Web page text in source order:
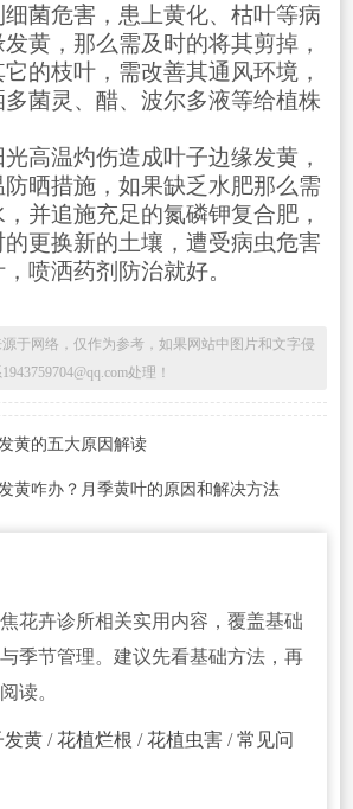
菌危害，患上黄化、枯叶等病
黄，那么需及时的将其剪掉，
的枝叶，需改善其通风环境，
菌灵、醋、波尔多液等给植株
高温灼伤造成叶子边缘发黄，
晒措施，如果缺乏水肥那么需
并追施充足的氮磷钾复合肥，
更换新的土壤，遭受病虫危害
喷洒药剂防治就好。
于网络，仅作为参考，如果网站中图片和文字侵
处理！
黄的五大原因解读
黄咋办？月季黄叶的原因和解决方法
花卉诊所相关实用内容，覆盖基础
季节管理。建议先看基础方法，再
读。
发黄/花植烂根 /花植虫害/常见问